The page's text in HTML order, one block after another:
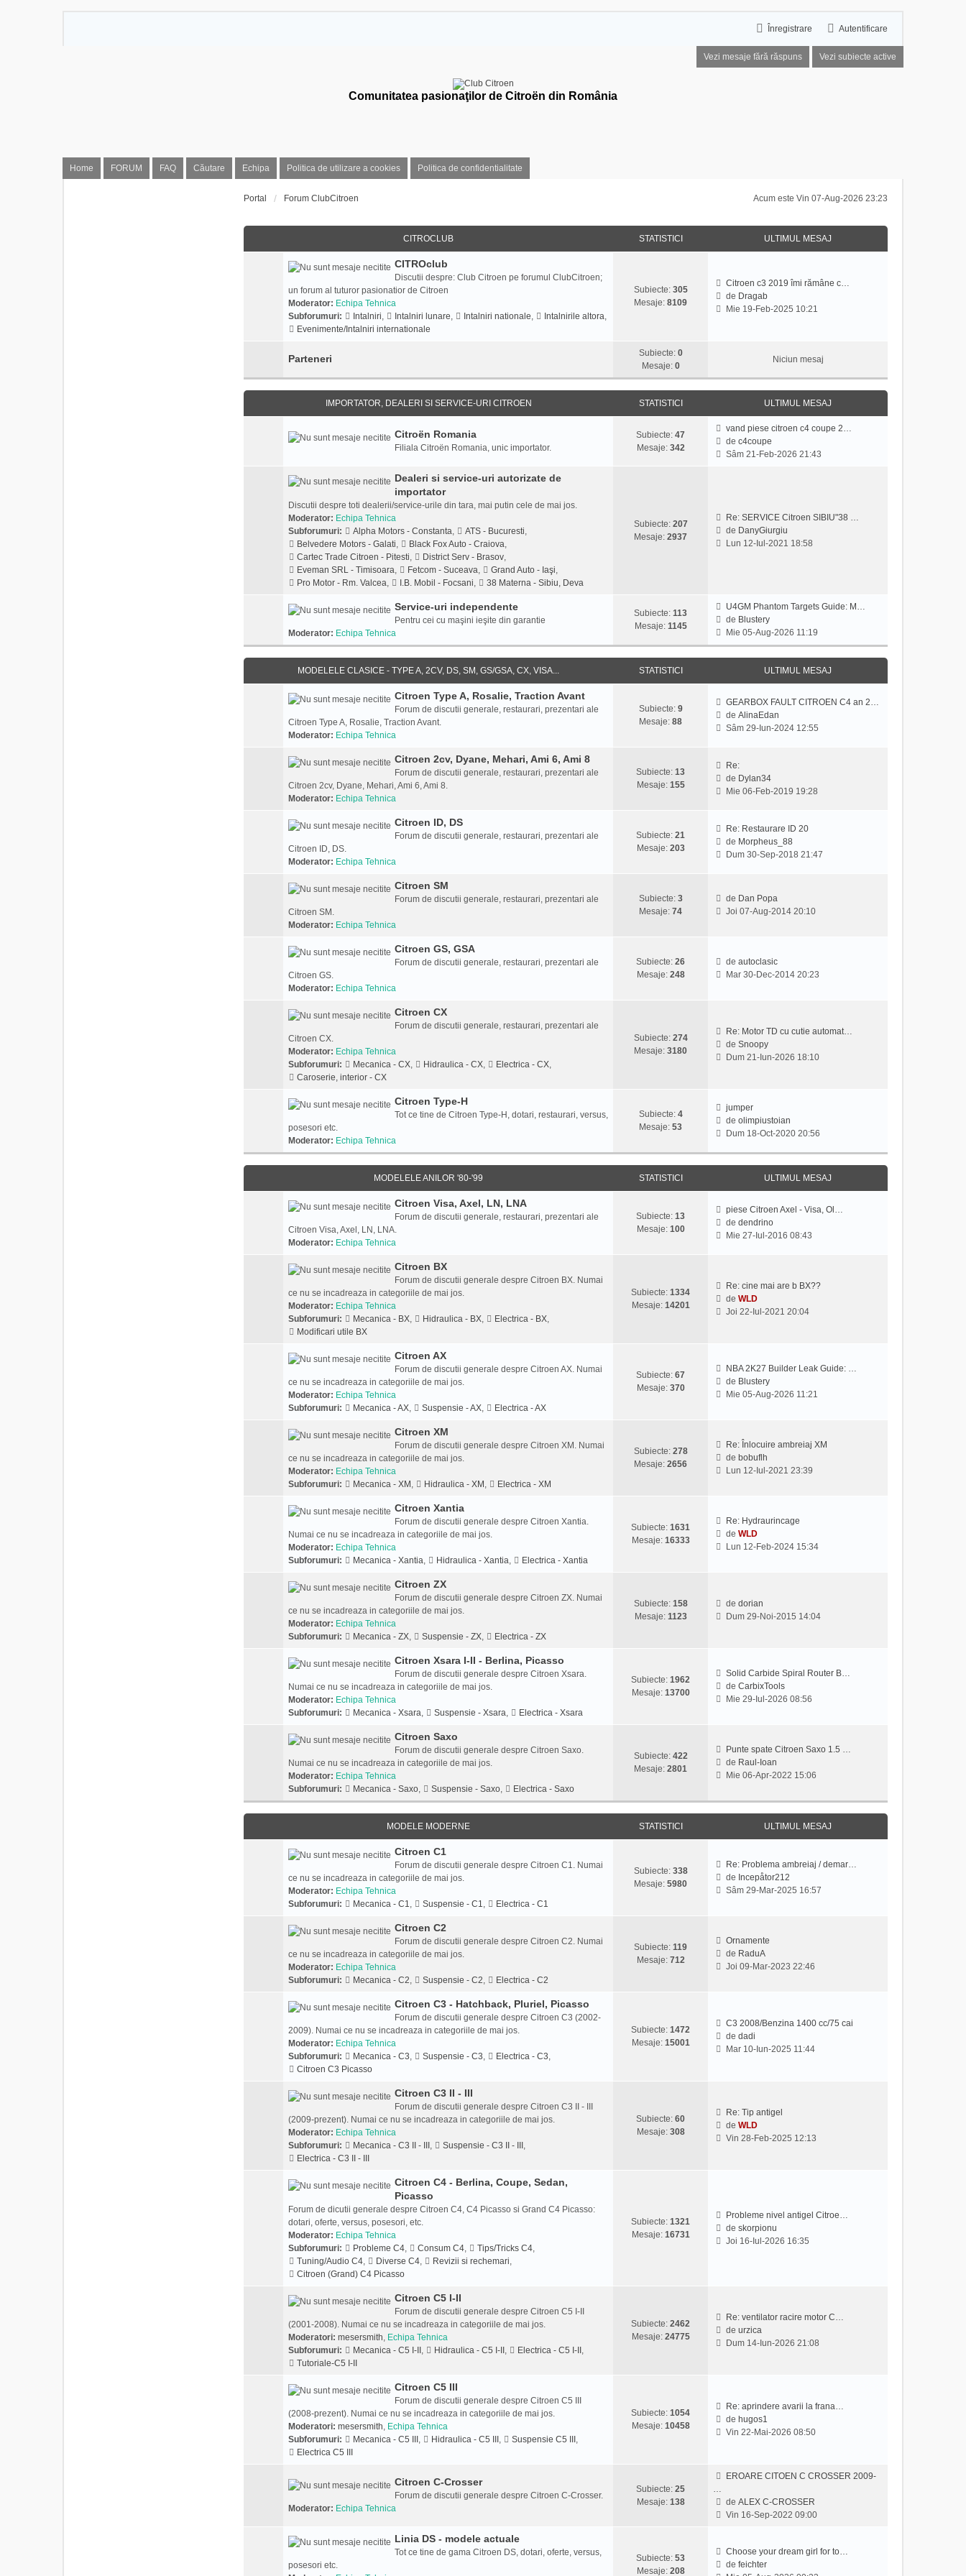
Autentificare
Înregistrare
Vezi mesaje fără răspuns Vezi subiecte active
Home FORUM FAQ Căutare Echipa Politica de utilizare a cookies Politica de confidentialitate
Comunitatea pasionaţilor de Citroën din România
Acum este Vin 07-Aug-2026 23:23
Portal Forum ClubCitroen
CITROCLUB STATISTICI ULTIMUL MESAJ
CITROclub
Discutii despre: Club Citroen pe forumul ClubCitroen;
un forum al tuturor pasionatior de Citroen
Moderator: Echipa Tehnica
Subforumuri:
Intalniri, Intalniri lunare, Intalniri nationale, Intalnirile altora,
Evenimente/Intalniri internationale
Subiecte: 305
Mesaje: 8109
Citroen c3 2019 îmi rămâne c…
de Dragab
V
u
m
Mie 19-Feb-2025 10:21
Parteneri Subiecte: 0
Mesaje: 0
Niciun mesaj
IMPORTATOR, DEALERI SI SERVICE-URI CITROEN STATISTICI ULTIMUL MESAJ
Citroën Romania
Filiala Citroën Romania, unic importator.
Subiecte: 47
Mesaje: 342
vand piese citroen c4 coupe 2…
dec4coupe
V
l
t
i
e
a
j
Sâm 21-Feb-2026 21:43
Dealeri si service-uri autorizate de
importator
Discutii despre toti dealerii/service-urile din tara, mai putin cele de mai jos.
Moderator: Echipa Tehnica
Subforumuri:
Alpha Motors - Constanta, ATS - Bucuresti,
Belvedere Motors - Galati, Black Fox Auto - Craiova,
Cartec Trade Citroen - Pitesti, District Serv - Brasov,
Eveman SRL - Timisoara, Fetcom - Suceava, Grand Auto - Iaşi,
Pro Motor - Rm. Valcea, I.B. Mobil - Focsani, 38 Materna - Sibiu, Deva
Subiecte: 207
Mesaje: 2937
Re: SERVICE Citroen SIBIU"38 …
de DanyGiurgiu
V
l
i
m
u
m
s
j
Lun 12-Iul-2021 18:58
Service-uri independente
Pentru cei cu maşini ieşite din garantie
Moderator: Echipa Tehnica
Subiecte: 113
Mesaje: 1145
U4GM Phantom Targets Guide: M…
de Blustery
V
i
t
m
s
Mie 05-Aug-2026 11:19
MODELELE CLASICE - TYPE A, 2CV, DS, SM, GS/GSA, CX, VISA... STATISTICI ULTIMUL MESAJ
Citroen Type A, Rosalie, Traction Avant
Forum de discutii generale, restaurari, prezentari ale
Citroen Type A, Rosalie, Traction Avant.
Moderator: Echipa Tehnica
Subiecte: 9
Mesaje: 88
GEARBOX FAULT CITROEN C4 an 2…
deAlinaEdan
V
l
m
u
l
a
Sâm 29-Iun-2024 12:55
Citroen 2cv, Dyane, Mehari, Ami 6, Ami 8
Forum de discutii generale, restaurari, prezentari ale
Citroen 2cv, Dyane, Mehari, Ami 6, Ami 8.
Moderator: Echipa Tehnica
Subiecte: 13
Mesaje: 155
Re:
de Dylan34
V
i
u
l
l
a
Mie 06-Feb-2019 19:28
Citroen ID, DS
Forum de discutii generale, restaurari, prezentari ale
Citroen ID, DS.
Moderator: Echipa Tehnica
Subiecte: 21
Mesaje: 203
Re: Restaurare ID 20
de Morpheus_88
V
l
l
a
Dum 30-Sep-2018 21:47
Citroen SM
Forum de discutii generale, restaurari, prezentari ale
Citroen SM.
Moderator: Echipa Tehnica
Subiecte: 3
Mesaje: 74
de Dan Popa
V
l
l
e
Joi 07-Aug-2014 20:10
Citroen GS, GSA
Forum de discutii generale, restaurari, prezentari ale
Citroen GS.
Moderator: Echipa Tehnica
Subiecte: 26
Mesaje: 248
deautoclasic
V
l
i
e
s
a
j
Mar 30-Dec-2014 20:23
Citroen CX
Forum de discutii generale, restaurari, prezentari ale
Citroen CX.
Moderator: Echipa Tehnica
Subforumuri:
Mecanica - CX, Hidraulica - CX, Electrica - CX,
Caroserie, interior - CX
Subiecte: 274
Mesaje: 3180
Re: Motor TD cu cutie automat…
deSnoopy
V
l
t
m
l
e
a
Dum 21-Iun-2026 18:10
Citroen Type-H
Tot ce tine de Citroen Type-H, dotari, restaurari, versus,
posesori etc.
Moderator: Echipa Tehnica
Subiecte: 4
Mesaje: 53
jumper
deolimpiustoian
V
z
u
t
m
e
a
Dum 18-Oct-2020 20:56
MODELELE ANILOR '80-'99 STATISTICI ULTIMUL MESAJ
Citroen Visa, Axel, LN, LNA
Forum de discutii generale, restaurari, prezentari ale
Citroen Visa, Axel, LN, LNA.
Moderator: Echipa Tehnica
Subiecte: 13
Mesaje: 100
piese Citroen Axel - Visa, Ol…
dedendrino
V
u
m
s
Mie 27-Iul-2016 08:43
Citroen BX
Forum de discutii generale despre Citroen BX. Numai
ce nu se incadreaza in categoriile de mai jos.
Moderator: Echipa Tehnica
Subforumuri:
Mecanica - BX, Hidraulica - BX, Electrica - BX,
Modificari utile BX
Subiecte: 1334
Mesaje: 14201
Re: cine mai are b BX??
deWLD
V
l
t
i
m
s
Joi 22-Iul-2021 20:04
Citroen AX
Forum de discutii generale despre Citroen AX. Numai
ce nu se incadreaza in categoriile de mai jos.
Moderator: Echipa Tehnica
Subforumuri:
Mecanica - AX, Suspensie - AX, Electrica - AX
Subiecte: 67
Mesaje: 370
NBA 2K27 Builder Leak Guide: …
de Blustery
V
u
t
l
e
Mie 05-Aug-2026 11:21
Citroen XM
Forum de discutii generale despre Citroen XM. Numai
ce nu se incadreaza in categoriile de mai jos.
Moderator: Echipa Tehnica
Subforumuri:
Mecanica - XM , Hidraulica - XM , Electrica - XM
Subiecte: 278
Mesaje: 2656
Re: Înlocuire ambreiaj XM
de bobuflh
V
u
t
e
Lun 12-Iul-2021 23:39
Citroen Xantia
Forum de discutii generale despre Citroen Xantia.
Numai ce nu se incadreaza in categoriile de mai jos.
Moderator: Echipa Tehnica
Subforumuri:
Mecanica - Xantia, Hidraulica - Xantia, Electrica - Xantia
Subiecte: 1631
Mesaje: 16333
Re: Hydraurincage
deWLD
V
t
l
m
e
Lun 12-Feb-2024 15:34
Citroen ZX
Forum de discutii generale despre Citroen ZX. Numai
ce nu se incadreaza in categoriile de mai jos.
Moderator: Echipa Tehnica
Subforumuri:
Mecanica - ZX, Suspensie - ZX, Electrica - ZX
Subiecte: 158
Mesaje: 1123
dedorian
V
l
t
i
m
e
s
Dum 29-Noi-2015 14:04
Citroen Xsara I-II - Berlina, Picasso
Forum de discutii generale despre Citroen Xsara.
Numai ce nu se incadreaza in categoriile de mai jos.
Moderator: Echipa Tehnica
Subforumuri:
Mecanica - Xsara, Suspensie - Xsara, Electrica - Xsara
Subiecte: 1962
Mesaje: 13700
Solid Carbide Spiral Router B…
deCarbixTools
V
u
t
m
u
l
m
s
j
Mie 29-Iul-2026 08:56
Citroen Saxo
Forum de discutii generale despre Citroen Saxo.
Numai ce nu se incadreaza in categoriile de mai jos.
Moderator: Echipa Tehnica
Subforumuri:
Mecanica - Saxo, Suspensie - Saxo, Electrica - Saxo
Subiecte: 422
Mesaje: 2801
Punte spate Citroen Saxo 1.5 …
de Raul-Ioan
V
u
i
m
u
j
Mie 06-Apr-2022 15:06
MODELE MODERNE STATISTICI ULTIMUL MESAJ
Citroen C1
Forum de discutii generale despre Citroen C1. Numai
ce nu se incadreaza in categoriile de mai jos.
Moderator: Echipa Tehnica
Subforumuri:
Mecanica - C1, Suspensie - C1, Electrica - C1
Subiecte: 338
Mesaje: 5980
Re: Problema ambreiaj / demar…
de Incepåtor212
V
t
m
s
Sâm 29-Mar-2025 16:57
Citroen C2
Forum de discutii generale despre Citroen C2. Numai
ce nu se incadreaza in categoriile de mai jos.
Moderator: Echipa Tehnica
Subforumuri:
Mecanica - C2, Suspensie - C2, Electrica - C2
Subiecte: 119
Mesaje: 712
Ornamente
de RaduA
V
l
i
e
a
Joi 09-Mar-2023 22:46
Citroen C3 - Hatchback, Pluriel, Picasso
Forum de discutii generale despre Citroen C3 (2002-
2009). Numai ce nu se incadreaza in categoriile de mai jos.
Moderator: Echipa Tehnica
Subforumuri:
Mecanica - C3, Suspensie - C3, Electrica - C3,
Citroen C3 Picasso
Subiecte: 1472
Mesaje: 15001
C3 2008/Benzina 1400 cc/75 cai
dedadi
V
l
i
s
a
j
Mar 10-Iun-2025 11:44
Citroen C3 II - III
Forum de discutii generale despre Citroen C3 II - III
(2009-prezent). Numai ce nu se incadreaza in categoriile de mai jos.
Moderator: Echipa Tehnica
Subforumuri:
Mecanica - C3 II - III , Suspensie - C3 II - III ,
Electrica - C3 II - III
Subiecte: 60
Mesaje: 308
Re: Tip antigel
deWLD
V
t
i
m
a
Vin 28-Feb-2025 12:13
Citroen C4 - Berlina, Coupe, Sedan,
Picasso
Forum de dicutii generale despre Citroen C4, C4 Picasso si Grand C4 Picasso:
dotari, oferte, versus, posesori, etc.
Moderator: Echipa Tehnica
Subforumuri:
Probleme C4, Consum C4, Tips/Tricks C4,
Tuning/Audio C4, Diverse C4, Revizii si rechemari,
Citroen (Grand) C4 Picasso
Subiecte: 1321
Mesaje: 16731
Probleme nivel antigel Citroe…
deskorpionu
V
t
m
s
j
Joi 16-Iul-2026 16:35
Citroen C5 I-II
Forum de discutii generale despre Citroen C5 I-II
(2001-2008). Numai ce nu se incadreaza in categoriile de mai jos.
Moderatori: mesersmith, Echipa Tehnica
Subforumuri:
Mecanica - C5 I-II , Hidraulica - C5 I-II , Electrica - C5 I-II ,
Tutoriale-C5 I-II
Subiecte: 2462
Mesaje: 24775
Re: ventilator racire motor C…
deurzica
V
l
i
m
s
a
Dum 14-Iun-2026 21:08
Citroen C5 III
Forum de discutii generale despre Citroen C5 III
(2008-prezent). Numai ce nu se incadreaza in categoriile de mai jos.
Moderatori: mesersmith, Echipa Tehnica
Subforumuri:
Mecanica - C5 III , Hidraulica - C5 III , Suspensie C5 III ,
Electrica C5 III
Subiecte: 1054
Mesaje: 10458
Re: aprindere avarii la frana…
de hugos1
V
u
t
i
Vin 22-Mai-2026 08:50
Citroen C-Crosser
Forum de discutii generale despre Citroen C-Crosser.
Moderator: Echipa Tehnica
Subiecte: 25
Mesaje: 138
EROARE CITOEN C CROSSER 2009-
…
deALEX C-CROSSER
i
Vin 16-Sep-2022 09:00
Linia DS - modele actuale
Tot ce tine de gama Citroen DS, dotari, oferte, versus,
posesori etc.
Subiecte: 53
Mesaje: 208
Choose your dream girl for to…
defeichter
V